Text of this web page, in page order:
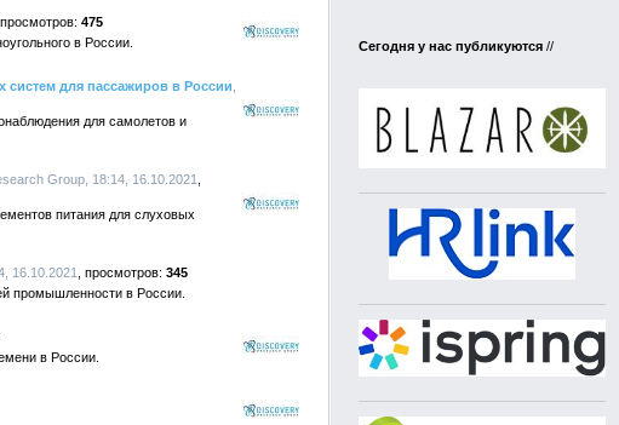
475
в России.
для пассажиров в России
для самолетов и
Group, 18:14, 16.10.2021
питания для слуховых
16.10.2021
345
промышленности в России.
в России.
Сегодня у нас публикуются //